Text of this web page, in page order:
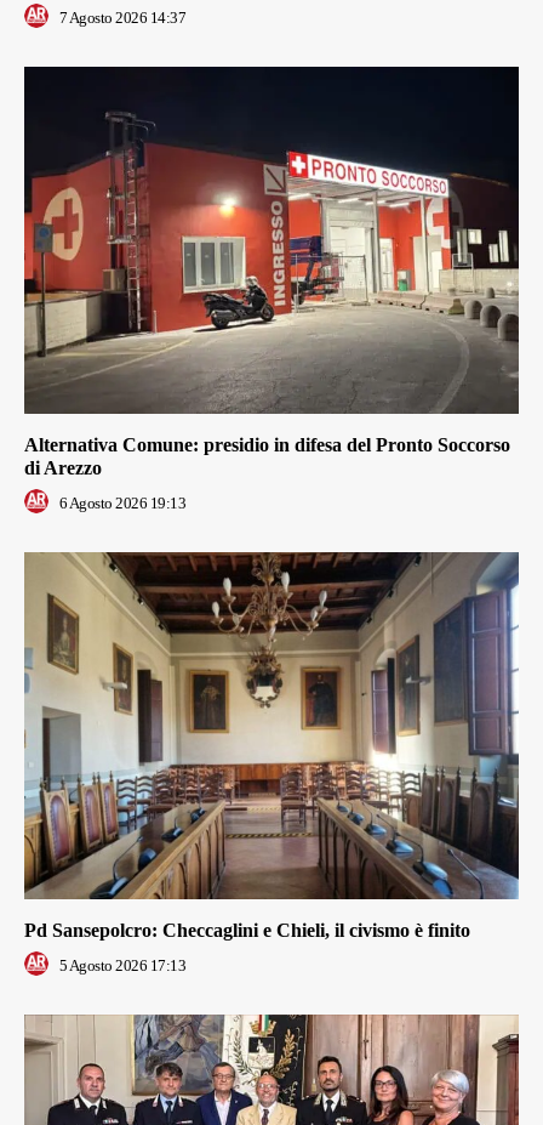
7 Agosto 2026 14:37
Alternativa Comune: presidio in difesa del Pronto Soccorso
di Arezzo
6 Agosto 2026 19:13
Pd Sansepolcro: Checcaglini e Chieli, il civismo è finito
5 Agosto 2026 17:13